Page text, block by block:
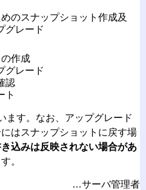
のスナップショット作成及
グレード
作成
グレード
認
ト
ます。なお、アップグレード
はスナップショットに戻す場
込みは反映されない場合があ
。
…サーバ管理者